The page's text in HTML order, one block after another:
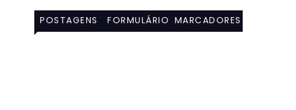
POSTAGENS
FORMULÁRIO MARCADORES